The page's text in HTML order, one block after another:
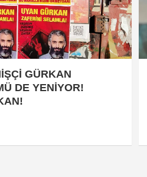
GÜRKAN
DE YENİYOR!